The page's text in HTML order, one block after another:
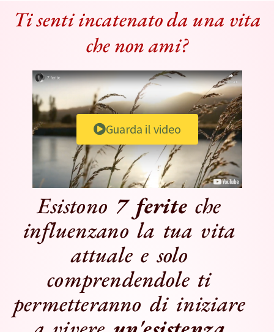
Ti senti incatenato da una vita
che non ami?
Guarda il video
Esistono 7 feriteche
influenzano la tua vita
attuale e solo
comprendendole ti
permetteranno di iniziare